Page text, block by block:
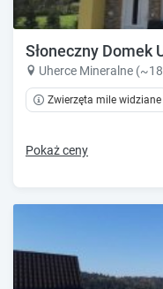
Słoneczny Domek
Uherce Mineralne
Zwierzęta mile widziane
Pokaż ceny